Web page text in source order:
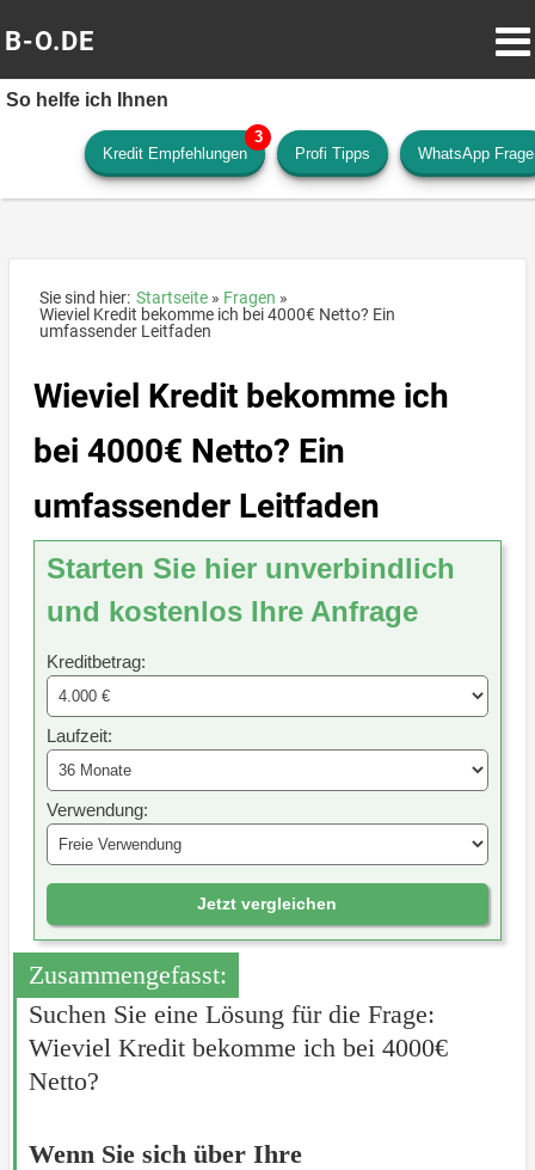
B-O.DE
So helfe ich Ihnen
Kredit Empfehlungen Profi Tipps WhatsApp Frage
Sie sind hier: Startseite
Fragen
Wieviel Kredit bekomme ich bei 4000€ Netto? Ein
umfassender Leitfaden
Wieviel Kredit bekomme ich
bei 4000€ Netto? Ein
umfassender Leitfaden
Starten Sie hier unverbindlich
und kostenlos Ihre Anfrage
Kreditbetrag:
Laufzeit:
Verwendung:
Jetzt vergleichen
Zusammengefasst:
Suchen Sie eine Lösung für die Frage:
Wieviel Kredit bekomme ich bei 4000€
Netto?
Wenn Sie sich über Ihre